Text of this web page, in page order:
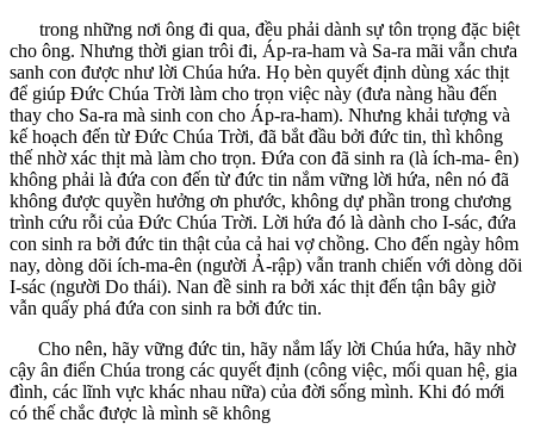
trong những nơi ông đi qua, đều phải dành sự tôn trọng đặc biệt
cho ông. Nhưng thời gian trôi đi, Áp-ra-ham và Sa-ra mãi vẫn chưa
sanh con được như lời Chúa hứa. Họ bèn quyết định dùng xác thịt
để giúp Đức Chúa Trời làm cho trọn việc này (đưa nàng hầu đến
thay cho Sa-ra mà sinh con cho Áp-ra-ham). Nhưng khải tượng và
kế hoạch đến từ Đức Chúa Trời, đã bắt đầu bởi đức tin, thì không
thế nhờ xác thịt mà làm cho trọn. Đứa con đã sinh ra (là ích-ma- ên)
không phải là đứa con đến từ đức tin nắm vững lời hứa, nên nó đã
không được quyền hưởng ơn phước, không dự phần trong chương
trình cứu rỗi của Đức Chúa Trời. Lời hứa đó là dành cho I-sác, đứa
con sinh ra bởi đức tin thật của cả hai vợ chồng. Cho đến ngày hôm
nay, dòng dõi ích-ma-ên (người Ả-rập) vẫn tranh chiến với dòng dõi
I-sác (người Do thái). Nan đề sinh ra bởi xác thịt đến tận bây giờ
vẫn quấy phá đứa con sinh ra bởi đức tin.
Cho nên, hãy vững đức tin, hãy nắm lấy lời Chúa hứa, hãy nhờ
cậy ân điển Chúa trong các quyết định (công việc, mối quan hệ, gia
đình, các lĩnh vực khác nhau nữa) của đời sống mình. Khi đó mới
có thế chắc được là mình sẽ không